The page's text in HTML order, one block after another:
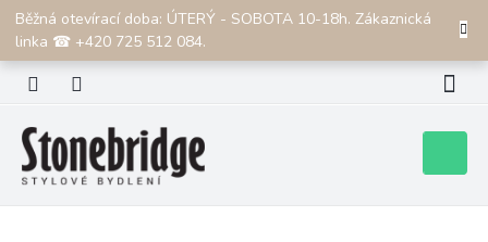
Přejít
obsah
Běžná otevírací doba: ÚTERÝ - SOBOTA 10-18h. Zákaznická
linka ☎ +420 725 512 084.
CZK
košík